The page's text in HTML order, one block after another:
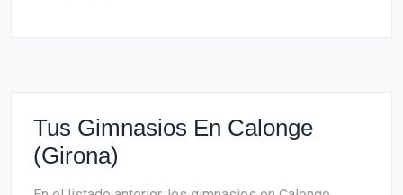
Tus Gimnasios En Calonge
(Girona)